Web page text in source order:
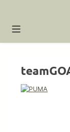
Zum Hauptinhalt